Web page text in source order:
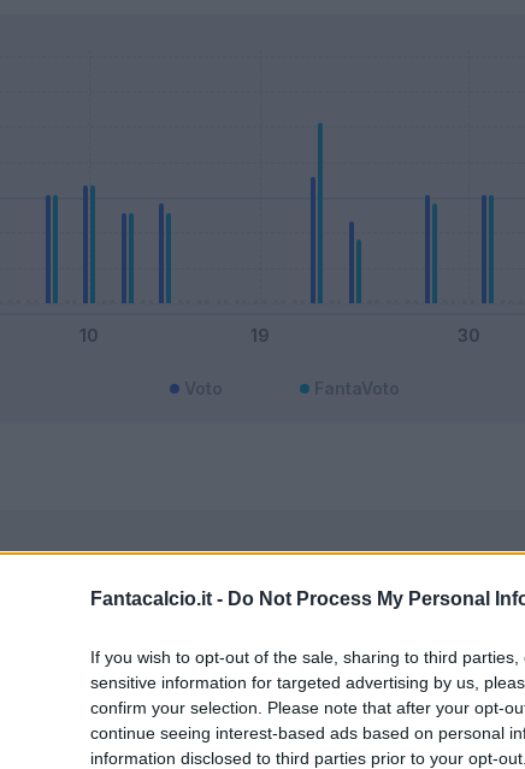
Fantacalcio.it - Do Not Process My Personal
If you wish to opt-out of the sale, sharing to third
sensitive information for targeted advertising by us,
confirm your selection. Please note that after your opt-
continue seeing interest-based ads based on personal
information disclosed to third parties prior to your opt-